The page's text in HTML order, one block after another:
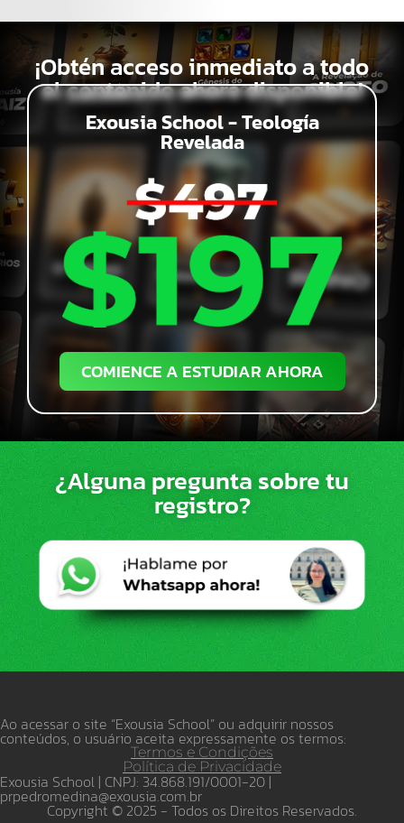
¡Obtén acceso inmediato a todo
el contenido ahora disponible!
Exousia School - Teología
Revelada
COMIENCE A ESTUDIAR AHORA
¿Alguna pregunta sobre tu
registro?
Ao acessar o site “Exousia School” ou adquirir nossos
conteúdos, o usuário aceita expressamente os termos:
Termos e Condições
Política de Privacidade
Exousia School | CNPJ: 34.868.191/0001-20 |
prpedromedina@exousia.com.br
Copyright © 2025 - Todos os Direitos Reservados.